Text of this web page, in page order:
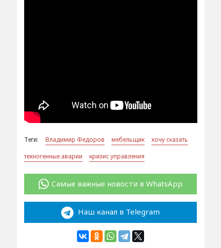
Теги: Владимир Федоров мебельщик
хочу сказать
техногенные аварии
кризис управления
Самые важные новости в WhatsApp
Наш канал в Telegram